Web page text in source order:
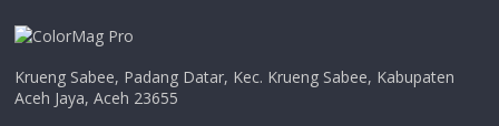
Krueng Sabee, Padang Datar, Kec. Krueng Sabee, Kabupaten
Aceh Jaya, Aceh 23655